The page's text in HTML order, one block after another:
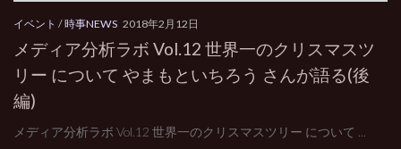
イベント /時事NEWS 2018年2月12日
メディア分析ラボ Vol.12 世界一のクリスマスツ
リー について やまもといちろう さんが語る(後
編)
メディア分析ラボ Vol.12 世界一のクリスマスツリー について ...